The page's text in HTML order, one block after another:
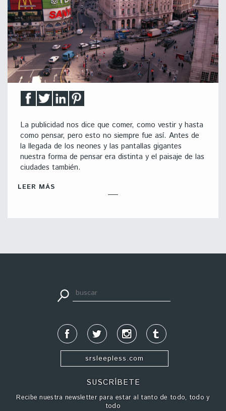
La publicidad nos dice que comer, como vestir y hasta
como pensar, pero esto no siempre fue así. Antes de
la llegada de los neones y las pantallas gigantes
nuestra forma de pensar era distinta y el paisaje de las
ciudades también.
LEER MÁS
srsleepless.com
SUSCRÍBETE
Recibe nuestra newsletter para estar al tanto de todo, todo y
todo